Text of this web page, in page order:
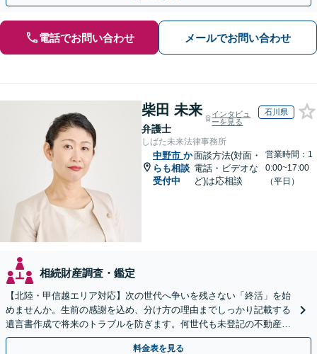
電話でお問い合わせ メールでお問い合わせ
柴田 未来
弁護士
インタビュ
ーを見る
石川県
しばた未来法律事務所
中野市 か
らも相談
受付中
面談方法(対面・
電話・ビデオな
ど)は応相談
営業時間：1
0:00~17:00
（平日）
相続財産調査・鑑定
【北陸・甲信越エリア対応】次の世代へ争いを残さない「終活」を始
めませんか。生前の感謝を込め、分け方の理由までしっかり記載する
遺言書作成で将来のトラブルを防ぎます。何世代も未登記の不動産問
題も対応可能。【電話相談・WEB面談可】
料金表を見る